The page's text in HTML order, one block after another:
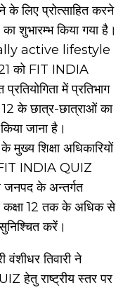
प्रोत्साहित करने
किया गया है।
active lifestyle
को FIT INDIA
में प्रतिभाग
12 के छात्र-छात्राओं का
जाना है।
मुख्य शिक्षा अधिकारियों
FIT INDIA QUIZ
जनपद के अन्तर्गत
कक्षा 12 तक के अधिक से
करें।
वंशीधर तिवारी ने
हेतु राष्ट्रीय स्तर पर